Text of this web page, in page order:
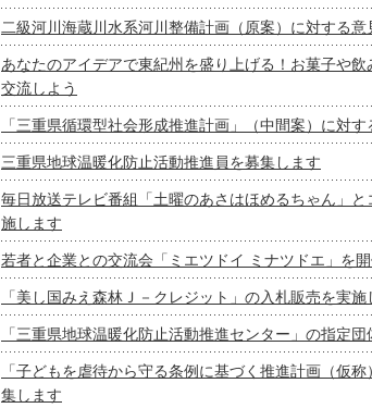
二級河川海蔵川水系河川整備計画（原案）に対する意
あなたのアイデアで東紀州を盛り上げる！お菓子や
交流しよう
「三重県循環型社会形成推進計画」（中間案）に対
三重県地球温暖化防止活動推進員を募集します
毎日放送テレビ番組「土曜のあさはほめるちゃん」
施します
若者と企業との交流会「ミエツドイ ミナツドエ」を
「美し国みえ森林Ｊ－クレジット」の入札販売を実施
「三重県地球温暖化防止活動推進センター」の指定
「子どもを虐待から守る条例に基づく推進計画（仮
集します